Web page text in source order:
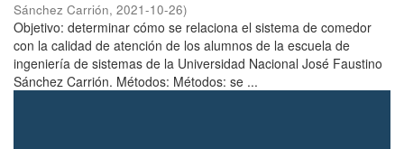
Sánchez Carrión, 2021-10-26)
Objetivo: determinar cómo se relaciona el sistema de comedor
con la calidad de atención de los alumnos de la escuela de
ingeniería de sistemas de la Universidad Nacional José Faustino
Sánchez Carrión. Métodos: Métodos: se ...